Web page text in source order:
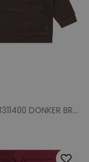
W20335/3311400 DONKER BRUIN